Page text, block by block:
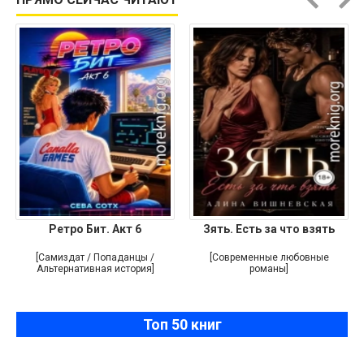
Ретро Бит. Акт 6
[Самиздат / Попаданцы /
Альтернативная история]
Зять. Есть за что взять
[Современные любовные
романы]
Топ 50 книг